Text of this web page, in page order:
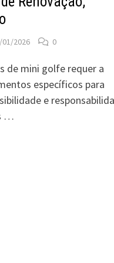
01/2026 0
de mini golfe requer a
específicos para
e
…